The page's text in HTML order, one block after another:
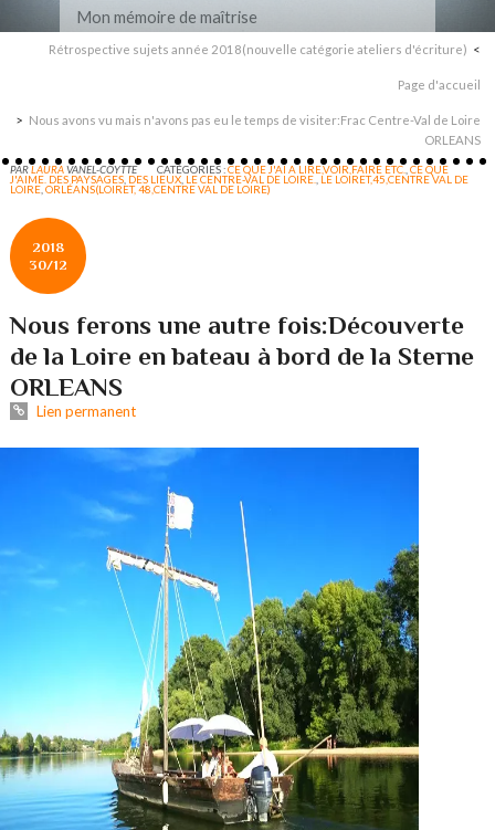
Mon mémoire de maîtrise
Rétrospective sujets année 2018(nouvelle catégorie ateliers d'écriture)
Page d'accueil
Nous avons vu mais n'avons pas eu le temps de visiter:Frac Centre-Val de Loire
ORLEANS
PARLAURAVANEL-COYTTE CATÉGORIES :CE QUE J'AI A LIRE,VOIR,FAIRE ETC. ,CE QUE
J'AIME. DES PAYSAGES DES LIEUX LE CENTRE-VAL DE LOIRE. LE LOIRET,45,CENTRE VAL DE
LOIRE ,ORLÉANS(LOIRET, 48,CENTRE VAL DE LOIRE)
2018
30/12
Nous ferons une autre fois:Découverte
de la Loire en bateau à bord de la Sterne
ORLEANS
Lien permanent